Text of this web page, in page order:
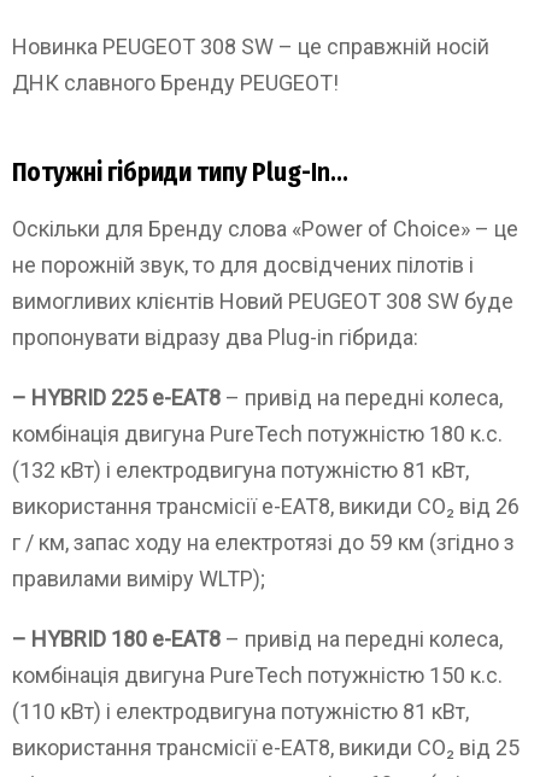
Новинка PEUGEOT 308 SW – це справжній носій
ДНК славного Бренду PEUGEOT!
Потужні гібриди типу Plug-In…
Оскільки для Бренду слова «Power of Choice» – це
не порожній звук, то для досвідчених пілотів і
вимогливих клієнтів Новий PEUGEOT 308 SW буде
пропонувати відразу два Plug-in гібрида:
– HYBRID 225 e-EAT8 – привід на передні колеса,
комбінація двигуна PureTech потужністю 180 к.с.
(132 кВт) і електродвигуна потужністю 81 кВт,
використання трансмісії e-EAT8, викиди CO₂ від 26
г / км, запас ходу на електротязі до 59 км (згідно з
правилами виміру WLTP);
– HYBRID 180 e-EAT8 – привід на передні колеса,
комбінація двигуна PureTech потужністю 150 к.с.
(110 кВт) і електродвигуна потужністю 81 кВт,
використання трансмісії e-EAT8, викиди CO₂ від 25